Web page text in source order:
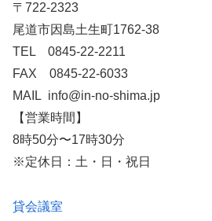
〒722-2323
尾道市因島土生町1762-38
TEL 0845-22-2211
FAX 0845-22-6033
MAIL info@in-no-shima.jp
【営業時間】
8時50分〜17時30分
※定休日：土・日・祝日
貸会議室